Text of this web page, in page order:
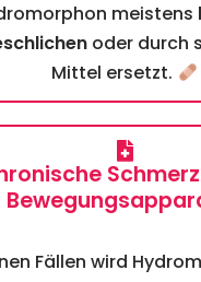
meistens
oder durch
Mittel ersetzt.
Fällen wird